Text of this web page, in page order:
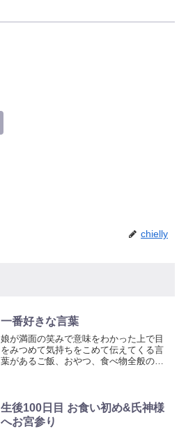
chielly
一番好きな言葉
娘が満面の笑みで意味をわかった上で目
をみつめて気持ちをこめて伝えてくる言
葉があるご飯、おやつ、食べ物全般のこ
おやつ置き場をビシッと指...
生後100日目 お食い初め&氏神様
へお宮参り